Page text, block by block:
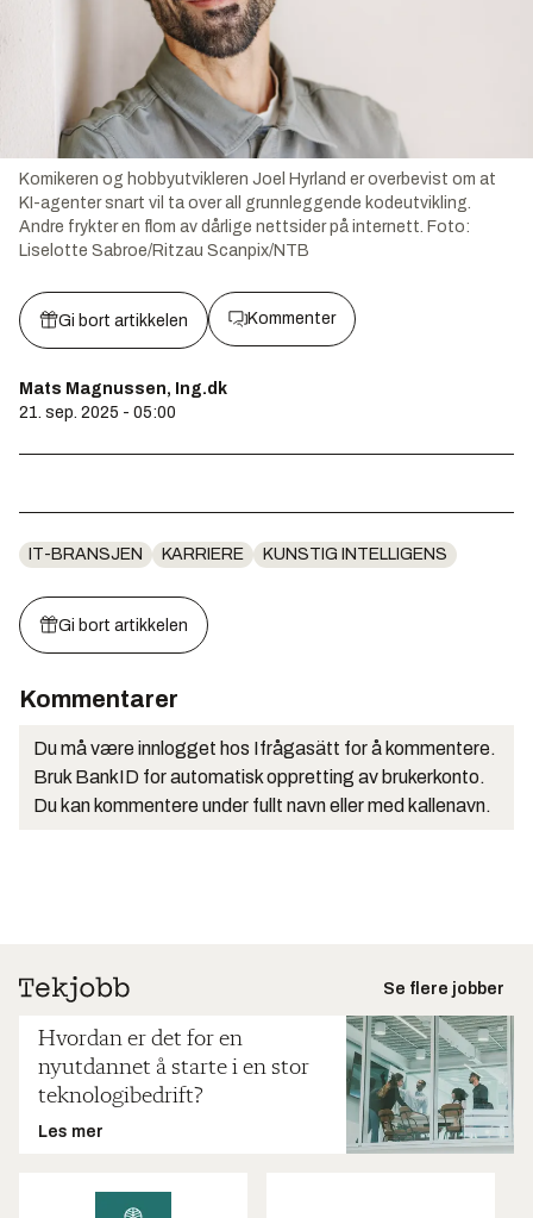
Komikeren og hobbyutvikleren Joel Hyrland er overbevist om at
KI-agenter snart vil ta over all grunnleggende kodeutvikling.
Andre frykter en flom av dårlige nettsider på internett. Foto:
Liselotte Sabroe/Ritzau Scanpix/NTB
Gi bort artikkelen Kommenter
Mats Magnussen, Ing.dk
21. sep. 2025 - 05:00
IT-BRANSJEN KARRIERE KUNSTIG INTELLIGENS
Gi bort artikkelen
Kommentarer
Du må være innlogget hos Ifrågasätt for å kommentere.
Bruk BankID for automatisk oppretting av brukerkonto.
Du kan kommentere under fullt navn eller med kallenavn.
Se flere jobber
Hvordan er det for en
nyutdannet å starte i en stor
teknologibedrift?
Les mer